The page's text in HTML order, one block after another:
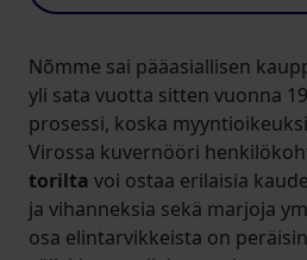
Nõmme sai pääasiallisen
yli sata vuotta sitten vuonna
prosessi, koska
Virossa kuvernööri
torilta voi ostaa erilaisia
ja vihanneksia sekä marjoja
osa elintarvikkeista on